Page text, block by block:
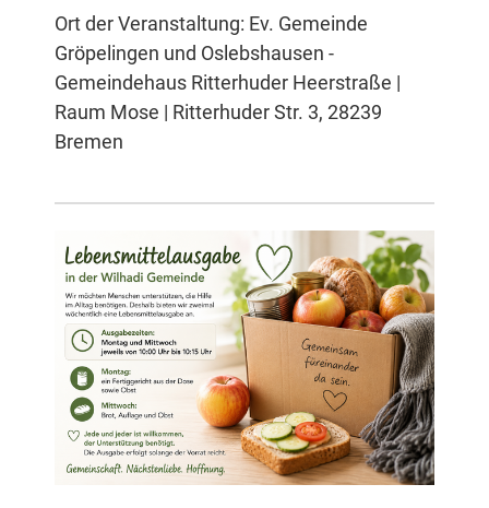
Ort der Veranstaltung: Ev. Gemeinde
Gröpelingen und Oslebshausen -
Gemeindehaus Ritterhuder Heerstraße |
Raum Mose | Ritterhuder Str. 3, 28239
Bremen